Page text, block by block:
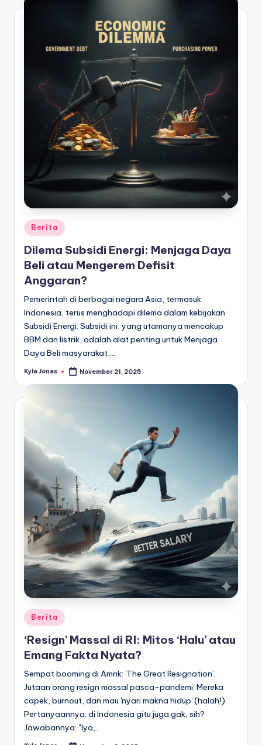
Posted
in
Berita
Dilema Subsidi Energi: Menjaga Daya
Beli atau Mengerem Defisit
Anggaran?
Pemerintah di berbagai negara Asia, termasuk
Indonesia, terus menghadapi dilema dalam kebijakan
Subsidi Energi. Subsidi ini, yang utamanya mencakup
BBM dan listrik, adalah alat penting untuk Menjaga
Daya Beli masyarakat,…
Posted
Kyle Jones November 21, 2025
Posted
in
Berita
‘Resign’ Massal di RI: Mitos ‘Halu’ atau
Emang Fakta Nyata?
Sempat booming di Amrik: 'The Great Resignation'.
Jutaan orang resign massal pasca-pandemi. Mereka
capek, burnout, dan mau 'nyari makna hidup' (halah!).
Pertanyaannya: di Indonesia gitu juga gak, sih?
Jawabannya: "Iya,…